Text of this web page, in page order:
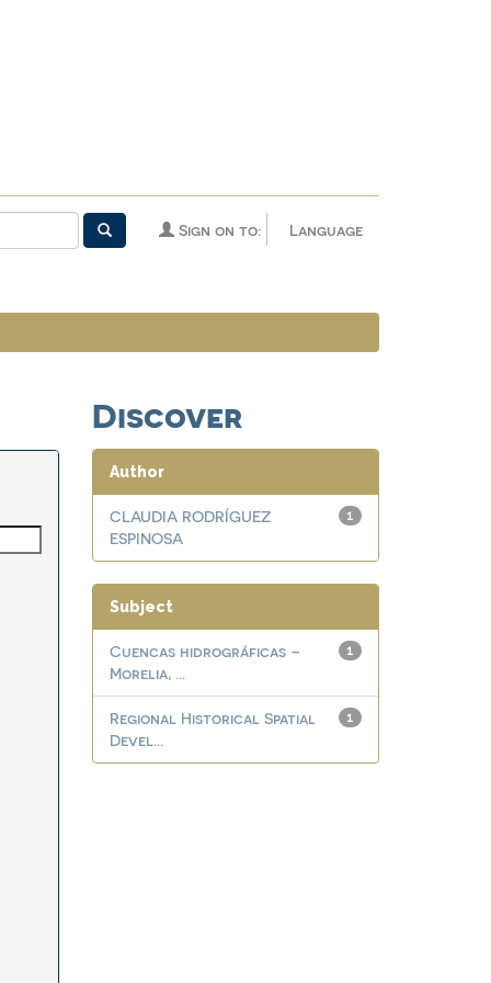
Language
Sign on to:
Discover
Author
1
CLAUDIA RODRÍGUEZ
ESPINOSA
Subject
1
Cuencas hidrográficas –
Morelia, ...
1
Regional Historical Spatial
Devel...